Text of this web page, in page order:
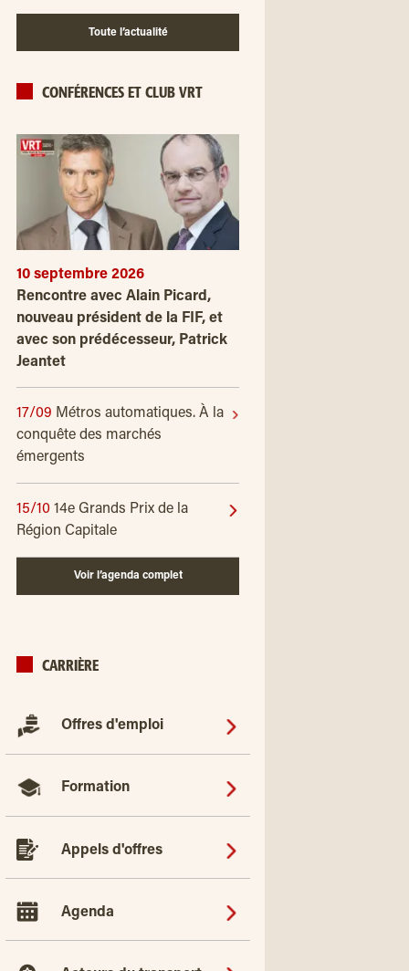
Toute l’actualité
CONFÉRENCES ET CLUB VRT
10 septembre 2026
Rencontre avec Alain Picard,
nouveau président de la FIF, et
avec son prédécesseur, Patrick
Jeantet
17/09 Métros automatiques. À la
conquête des marchés
émergents
15/10 14e Grands Prix de la
Région Capitale
Voir l’agenda complet
CARRIÈRE
Offres d'emploi
Formation
Appels d'offres
Agenda